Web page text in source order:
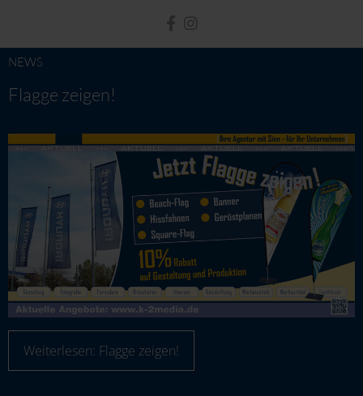
NEWS
Flagge zeigen!
Weiterlesen: Flagge zeigen!